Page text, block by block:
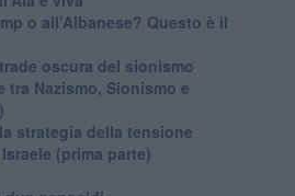
o all’Albanese? Questo è il
oscura del sionismo
tra Nazismo, Sionismo e
strategia della tensione
(prima parte)